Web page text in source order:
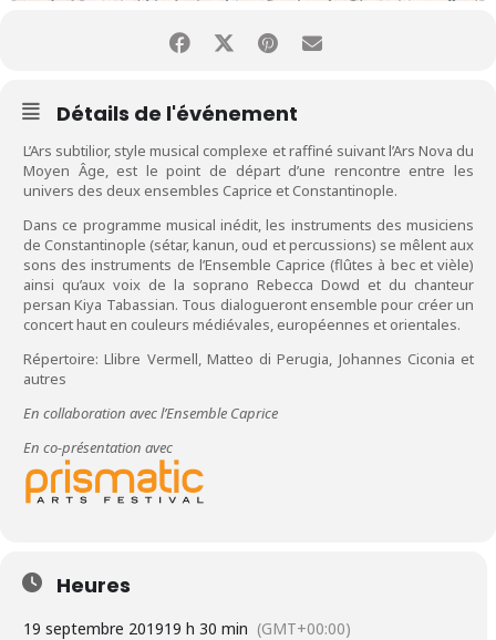
Détails de l'événement
L’Ars subtilior, style musical complexe et raffiné suivant l’Ars Nova du
Moyen Âge, est le point de départ d’une rencontre entre les
univers des deux ensembles Caprice et Constantinople.
Dans ce programme musical inédit, les instruments des musiciens
de Constantinople (sétar, kanun, oud et percussions) se mêlent aux
sons des instruments de l’Ensemble Caprice (flûtes à bec et vièle)
ainsi qu’aux voix de la soprano Rebecca Dowd et du chanteur
persan Kiya Tabassian. Tous dialogueront ensemble pour créer un
concert haut en couleurs médiévales, européennes et orientales.
Répertoire: Llibre Vermell, Matteo di Perugia, Johannes Ciconia et
autres
En collaboration avec l’Ensemble Caprice
En co-présentation avec
Heures
19 septembre 201919 h 30 min (GMT+00:00)